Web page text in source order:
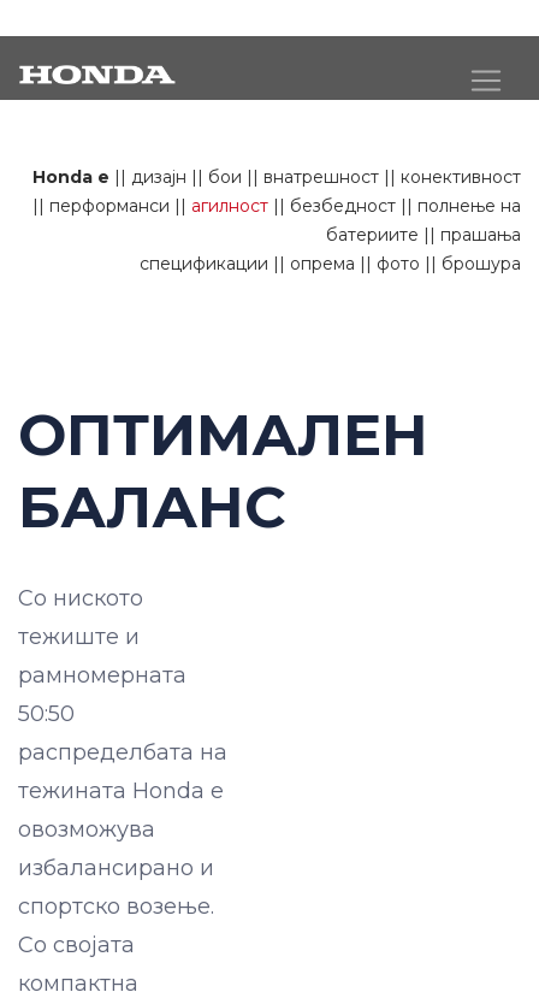
Honda e || дизајн || бои || внатрешност || конективност
|| перформанси || агилност || безбедност || полнење на
батериите || прашања
спецификации || опрема || фото || брошура
ОПТИМАЛЕН
БАЛАНС
Со ниското
тежиште и
рамномерната
50:50
распределбата на
тежината Honda e
овозможува
избалансирано и
спортско возење.
Со својата
компактна